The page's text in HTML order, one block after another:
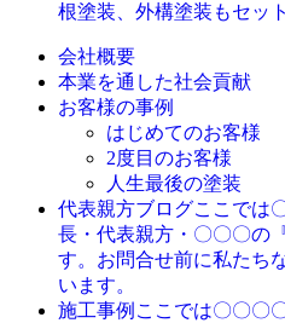
根塗装、外構塗装もセッ
会社概要
本業を通した社会貢献
お客様の事例
はじめてのお客様
2度目のお客様
人生最後の塗装
代表親方ブログここでは
長・代表親方・〇〇〇の
す。お問合せ前に私たち
います。
施工事例 ここでは〇〇〇